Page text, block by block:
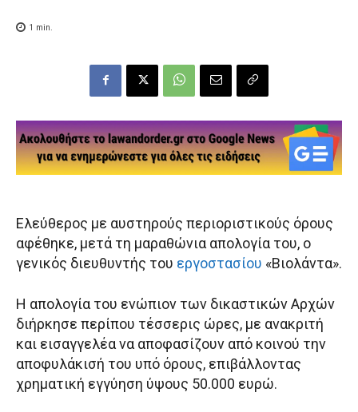
1 min.
Ελεύθερος με αυστηρούς περιοριστικούς όρους
αφέθηκε, μετά τη μαραθώνια απολογία του, ο
γενικός διευθυντής του εργοστασίου «Βιολάντα».
Η απολογία του ενώπιον των δικαστικών Αρχών
διήρκησε περίπου τέσσερις ώρες, με ανακριτή
και εισαγγελέα να αποφασίζουν από κοινού την
αποφυλάκισή του υπό όρους, επιβάλλοντας
χρηματική εγγύηση ύψους 50.000 ευρώ.